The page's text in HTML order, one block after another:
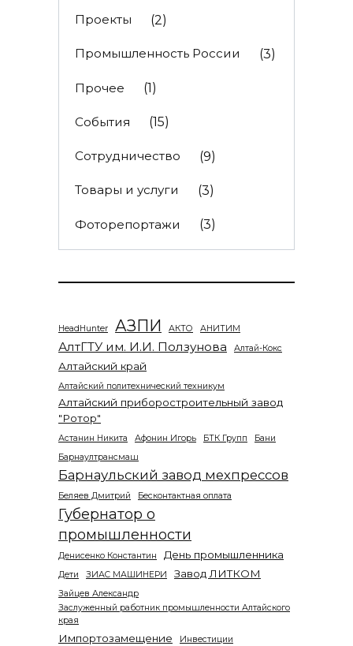
Проекты (2)
Промышленность России (3)
Прочее (1)
События (15)
Сотрудничество (9)
Товары и услуги (3)
Фоторепортажи (3)
HeadHunter АЗПИ АКТО АНИТИМ
АлтГТУ им. И.И. Ползунова Алтай-Кокс
Алтайский край
Алтайский политехнический техникум
Алтайский приборостроительный завод
"Ротор"
Астанин Никита Афонин Игорь БТК Групп
Бани
Барнаултрансмаш
Барнаульский завод мехпрессов
Беляев Дмитрий Бесконтактная оплата
Губернатор о
промышленности
Денисенко Константин День промышленника
Дети ЗИАС МАШИНЕРИ Завод ЛИТКОМ
Зайцев Александр
Заслуженный работник промышленности Алтайского
края
Импортозамещение
Инвестиции